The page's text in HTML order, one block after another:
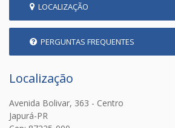
LOCALIZAÇÃO
PERGUNTAS FREQUENTES
Localização
Avenida Bolivar, 363 - Centro
Japurá-PR